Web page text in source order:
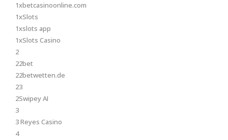
1xbetcasinoonline.com
1xSlots
1xslots app
1xSlots Casino
2
22bet
22betwetten.de
23
2Swipey AI
3
3 Reyes Casino
4